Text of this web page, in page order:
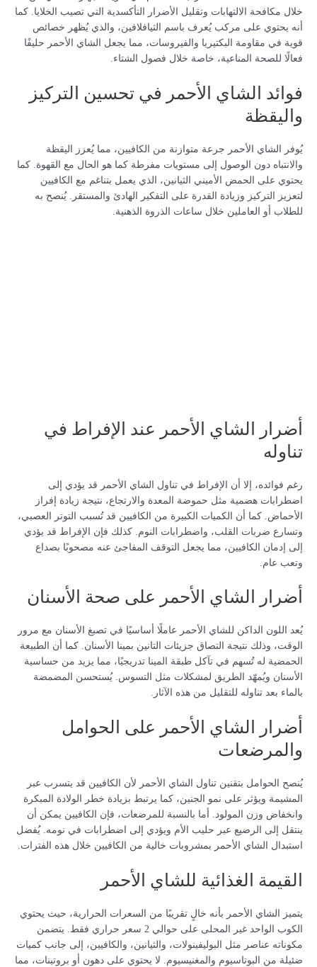
خلال مكافحة الالتهابات وتقليل الأضرار التأكسدية التي تصيب الخلايا. كما
أنه يحتوي على مركب يُعرف باسم الثيافلافين، والذي يُظهر خصائص
قوية في مقاومة البكتيريا والفيروسات، مما يجعل الشاي الأحمر حليفًا
فعالًا للصحة المناعية، خاصة خلال فصول الشتاء.
فوائد الشاي الأحمر في تحسين التركيز
واليقظة
يُوفر الشاي الأحمر جرعة متوازنة من الكافيين، مما يُعزز اليقظة
والانتباه دون الوصول إلى مستويات مفرطة كما هو الحال مع القهوة. كما
يحتوي على الحمض الأميني الثيانين، الذي يعمل بتناغم مع الكافيين
لتعزيز التركيز وزيادة القدرة على التفكير الهادئ والمستقر. يُنصح به
للطلاب أو العاملين خلال ساعات الذروة الذهنية.
أضرار الشاي الأحمر عند الإفراط في
تناوله
رغم فوائده، إلا أن الإفراط في تناول الشاي الأحمر قد يؤدي إلى
اضطرابات هضمية مثل حموضة المعدة والارتجاع، نتيجة زيادة إفراز
الأحماض. كما أن الكميات الكبيرة من الكافيين قد تُسبب التوتر العصبي،
وتسارع ضربات القلب، واضطرابات النوم. كذلك فإن الإفراط قد يؤدي
إلى إدمان الكافيين، مما يجعل التوقف المفاجئ عنه مصحوبًا بصداع
وتعب عام.
أضرار الشاي الأحمر على صحة الأسنان
يُعد اللون الداكن للشاي الأحمر عاملًا أساسيًا في تصبغ الأسنان مع مرور
الوقت، وذلك نتيجة التصاق جزيئات التانين بمينا الأسنان. كما أن الطبيعة
الحمضية له تُسهم في تآكل طبقة المينا تدريجيًا، مما يزيد من حساسية
الأسنان ويُمهّد الطريق لمشكلات مثل التسوس. يُستحسن المضمضة
بالماء بعد تناوله للتقليل من هذه الآثار.
أضرار الشاي الأحمر على الحوامل
والمرضعات
يُنصح الحوامل بتقنين تناول الشاي الأحمر لأن الكافيين قد يتسرب عبر
المشيمة ويؤثر على نمو الجنين، كما يرتبط بزيادة خطر الولادة المبكرة
وانخفاض وزن المولود. أما بالنسبة للمرضعات، فإن الكافيين يمكن أن
ينتقل إلى الرضيع عبر حليب الأم ويؤدي إلى اضطرابات في نومه. يُفضل
استبدال الشاي الأحمر بمشروبات خالية من الكافيين خلال هذه الفترات.
القيمة الغذائية للشاي الأحمر
يتميز الشاي الأحمر بأنه خالٍ تقريبًا من السعرات الحرارية، حيث يحتوي
الكوب الواحد غير المحلى على حوالي 2 سعر حراري فقط. يتضمن
مكوناته عناصر مثل البوليفينولات، والثيانين، والكافيين، إلى جانب كميات
ضئيلة من البوتاسيوم والمغنيسيوم. لا يحتوي على دهون أو بروتينات، مما